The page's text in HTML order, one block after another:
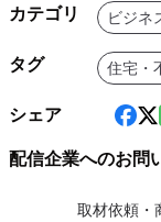
カテゴリ ビジネ
タグ 住宅・
シェア
配信企業へのお問
取材依頼・